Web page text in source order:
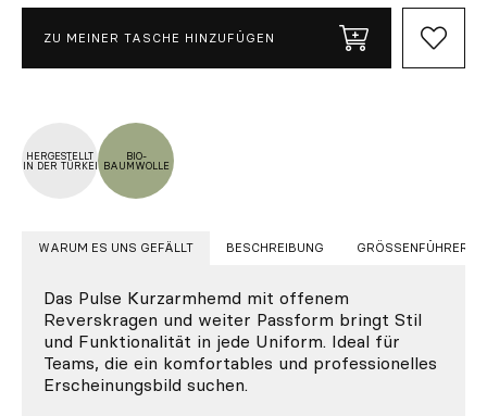
ZU MEINER TASCHE HINZUFÜGEN
HERGESTELLT
IN DER TÜRKEI
BIO-
BAUMWOLLE
WARUM ES UNS GEFÄLLT BESCHREIBUNG GRÖSSENFÜHRER
Das Pulse Kurzarmhemd mit offenem
Reverskragen und weiter Passform bringt Stil
und Funktionalität in jede Uniform. Ideal für
Teams, die ein komfortables und professionelles
Erscheinungsbild suchen.